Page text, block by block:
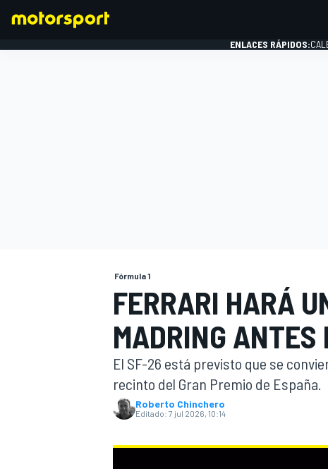
INDYCAR
ENLACES RÁPIDOS:
Fórmula 1
FERRARI HARÁ
MADRING ANTES
El SF-26 está previsto que se
recinto del Gran Premio de España.
Roberto Chinchero
Editado: 7 jul 2026, 10:14